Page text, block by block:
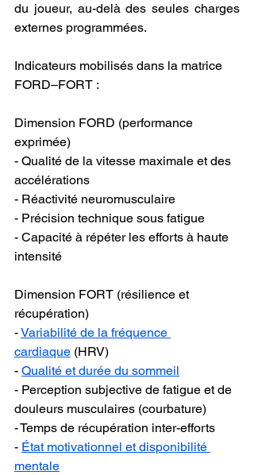
du joueur, au-delà des seules charges
externes programmées.
Indicateurs mobilisés dans la matrice
FORD–FORT :
Dimension FORD (performance
exprimée)
- Qualité de la vitesse maximale et des
accélérations
- Réactivité neuromusculaire
- Précision technique sous fatigue
- Capacité à répéter les efforts à haute
intensité
Dimension FORT (résilience et
récupération)
- Variabilité de la fréquence
cardiaque (HRV)
- Qualité et durée du sommeil
- Perception subjective de fatigue et de
douleurs musculaires (courbature)
- Temps de récupération inter-efforts
- État motivationnel et disponibilité
mentale